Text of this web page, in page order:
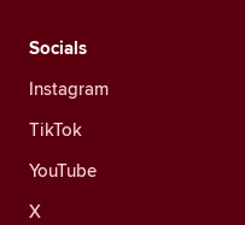
Socials
Instagram
TikTok
YouTube
X